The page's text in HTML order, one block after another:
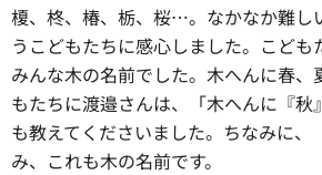
榎、柊、椿、栃、桜…。なかなか難し
うこどもたちに感心しました。こども
みんな木の名前でした。木へんに春、
もたちに渡邉さんは、「木へんに『秋
も教えてくださいました。ちなみに、
み、これも木の名前です。